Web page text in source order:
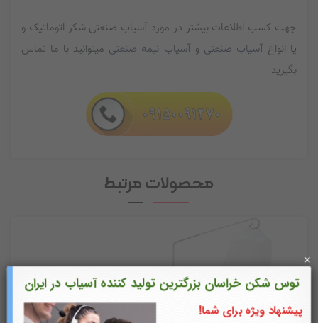
جهت کسب اطلاعات بیشتر در مورد آسیاب صنعتی شکر اتوماتیک و
یا انواع آسیاب صنعتی و آسیاب نیمه صنعتی میتوانید با ما تماس
بگیرید
محصولات مرتبط
توس شکن خراسان بزرگترین تولید کننده آسیاب در ایران
پیشنهاد ویژه برای شما!
×